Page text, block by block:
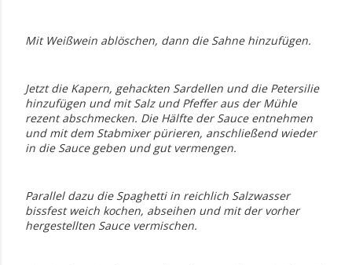
Mit Weißwein ablöschen, dann die Sahne hinzufügen.
Jetzt die Kapern, gehackten Sardellen und die Petersilie
hinzufügen und mit Salz und Pfeffer aus der Mühle
rezent abschmecken. Die Hälfte der Sauce entnehmen
und mit dem Stabmixer pürieren, anschließend wieder
in die Sauce geben und gut vermengen.
Parallel dazu die Spaghetti in reichlich Salzwasser
bissfest weich kochen, abseihen und mit der vorher
hergestellten Sauce vermischen.